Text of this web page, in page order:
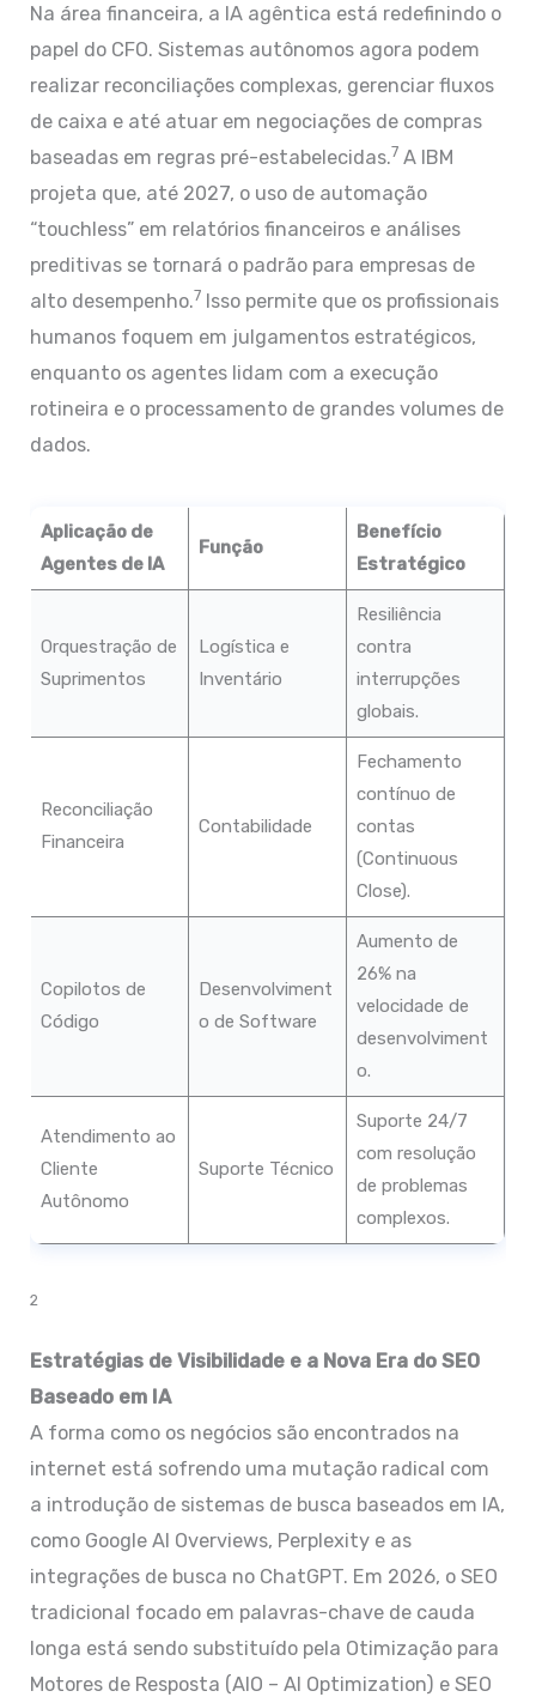
Na área financeira, a IA agêntica está redefinindo o
papel do CFO. Sistemas autônomos agora podem
realizar reconciliações complexas, gerenciar fluxos
de caixa e até atuar em negociações de compras
baseadas em regras pré-estabelecidas.7 A IBM
projeta que, até 2027, o uso de automação
“touchless” em relatórios financeiros e análises
preditivas se tornará o padrão para empresas de
alto desempenho.7 Isso permite que os profissionais
humanos foquem em julgamentos estratégicos,
enquanto os agentes lidam com a execução
rotineira e o processamento de grandes volumes de
dados.
Aplicação de
Agentes de IA
Função
Benefício
Estratégico
Orquestração de
Suprimentos
Logística e
Inventário
Resiliência
contra
interrupções
globais.
Reconciliação
Financeira
Contabilidade
Fechamento
contínuo de
contas
(Continuous
Close).
Copilotos de
Código
Desenvolviment
o de Software
Aumento de
26% na
velocidade de
desenvolviment
o.
Atendimento ao
Cliente
Autônomo
Suporte Técnico
Suporte 24/7
com resolução
de problemas
complexos.
2
Estratégias de Visibilidade e a Nova Era do SEO
Baseado em IA
A forma como os negócios são encontrados na
internet está sofrendo uma mutação radical com
a introdução de sistemas de busca baseados em IA,
como Google AI Overviews, Perplexity e as
integrações de busca no ChatGPT. Em 2026, o SEO
tradicional focado em palavras-chave de cauda
longa está sendo substituído pela Otimização para
Motores de Resposta (AIO – AI Optimization) e SEO